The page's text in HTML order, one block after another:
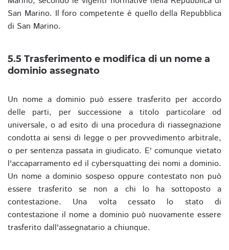
San Marino. Il foro competente è quello della Repubblica
di San Marino.
5.5 Trasferimento e modifica di un nome a
dominio assegnato
Un nome a dominio può essere trasferito per accordo
delle parti, per successione a titolo particolare od
universale, o ad esito di una procedura di riassegnazione
condotta ai sensi di legge o per provvedimento arbitrale,
o per sentenza passata in giudicato. E' comunque vietato
l'accaparramento ed il cybersquatting dei nomi a dominio.
Un nome a dominio sospeso oppure contestato non può
essere trasferito se non a chi lo ha sottoposto a
contestazione. Una volta cessato lo stato di
contestazione il nome a dominio può nuovamente essere
trasferito dall'assegnatario a chiunque.